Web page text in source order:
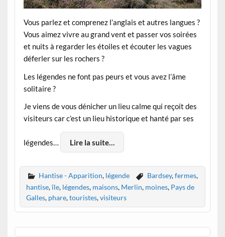
Vous parlez et comprenez l’anglais et autres langues ?
Vous aimez vivre au grand vent et passer vos soirées
et nuits à regarder les étoiles et écouter les vagues
déferler sur les rochers ?
Les légendes ne font pas peurs et vous avez l’âme
solitaire ?
Je viens de vous dénicher un lieu calme qui reçoit des
visiteurs car c’est un lieu historique et hanté par ses
légendes… Lire la suite…
Hantise - Apparition, légende Bardsey,fermes,
hantise,île, légendes, maisons, Merlin, moines, Pays de
Galles, phare,touristes,visiteurs